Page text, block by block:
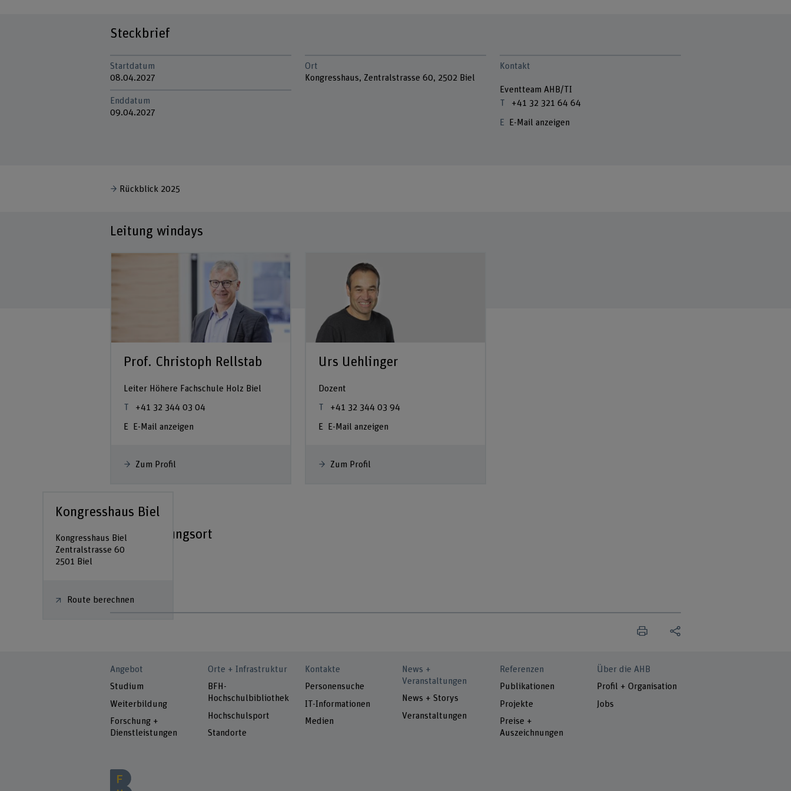
Steckbrief
Startdatum
08.04.2027
Enddatum
09.04.2027
Ort
Kongresshaus, Zentralstrasse 60, 2502 Biel
Kontakt
Eventteam AHB/TI
+41 32 321 64 64
E-Mail anzeigen
Rückblick 2025
Leitung windays
Prof. Christoph Rellstab
Leiter Höhere Fachschule Holz Biel
+41 32 344 03 04
E-Mail anzeigen
Zum Profil
Urs Uehlinger
Dozent
+41 32 344 03 94
E-Mail anzeigen
Zum Profil
Veranstaltungsort
Kongresshaus Biel
Kongresshaus Biel
Zentralstrasse 60
2501 Biel
Route berechnen
Angebot
Studium
Weiterbildung
Forschung +
Dienstleistungen
Orte + Infrastruktur
BFH-
Hochschulbibliothek
Hochschulsport
Standorte
Kontakte
Personensuche
IT-Informationen
Medien
News +
Veranstaltungen
News + Storys
Veranstaltungen
Referenzen
Publikationen
Projekte
Preise +
Auszeichnungen
Über die AHB
Profil + Organisation
Jobs